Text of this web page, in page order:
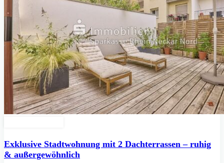
Exklusive Stadtwohnung mit 2 Dachterrassen – ruhig
& außergewöhnlich